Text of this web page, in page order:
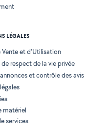
LÉGALES
et d'Utilisation
respect de la vie privée
et contrôle des avis
matériel
services